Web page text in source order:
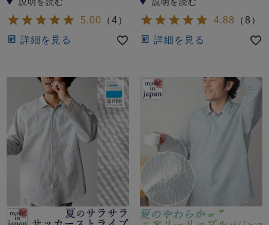
5.00 （4）
詳細を見る
4.88 （8 ）
詳細を見る